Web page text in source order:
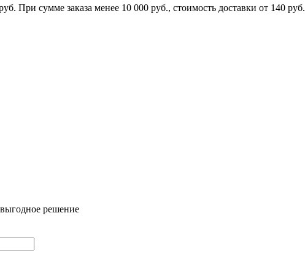
При сумме заказа менее 10 000 руб., стоимость доставки от 140 руб.
решение